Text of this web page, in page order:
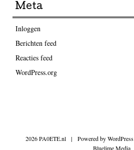
Meta
Inloggen
Berichten feed
Reacties feed
WordPress.org
2026 PA0ETE.nl | Powered byWordPress
Bluelime Media